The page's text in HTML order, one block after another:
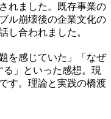
れました。既存事業の
ル崩壊後の企業文化の
し合われました。
を感じていた」「なぜ
」といった感想。現
す。理論と実践の橋渡